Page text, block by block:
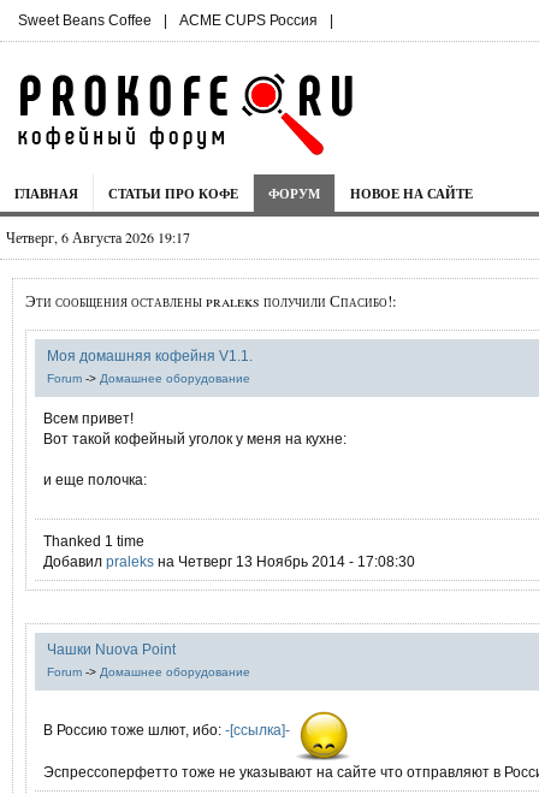
Sweet Beans Coffee | ACME CUPS Россия |
ГЛАВНАЯ СТАТЬИ ПРО КОФЕ ФОРУМ НОВОЕ НА САЙТЕ
Четверг, 6 Августа 2026 19:17
Эти сообщения оставлены praleks получили Спасибо!:
Моя домашняя кофейня V1.1.
Forum -> Домашнее оборудование
Всем привет!
Вот такой кофейный уголок у меня на кухне:
и еще полочка:
Thanked 1 time
Добавил praleks на Четверг 13 Ноябрь 2014 - 17:08:30
Чашки Nuova Point
Forum -> Домашнее оборудование
В Россию тоже шлют, ибо: -[ссылка]-
Эспрессоперфетто тоже не указывают на сайте что отправляют в